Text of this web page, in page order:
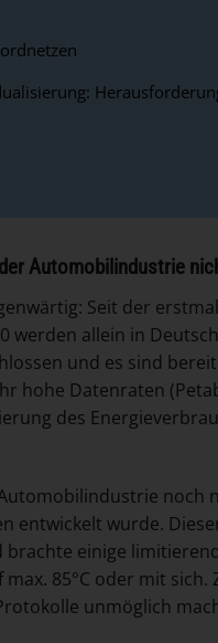
Automobilindustrie
Seit der
werden allein in
und es sind
hohe Datenraten
des
noch
entwickelt wurde.
einige
85°C oder mit sich.
unmöglich